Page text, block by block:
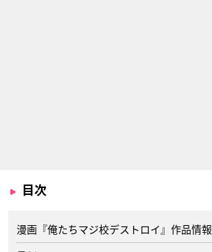
目次
漫画『俺たちマジ校デストロイ』作品情報